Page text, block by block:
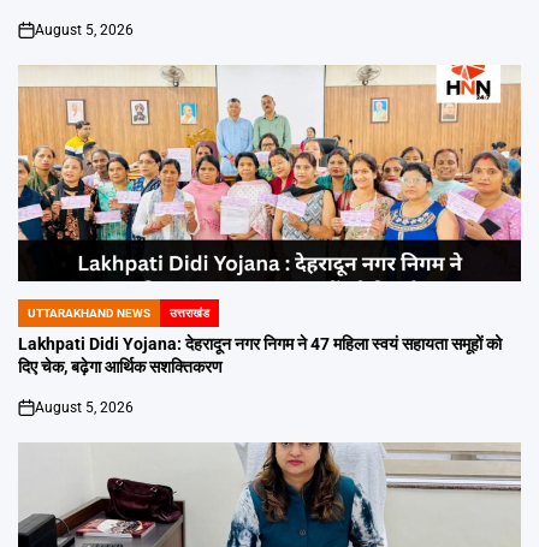
on
August 5, 2026
POSTED
IN
UTTARAKHAND NEWS उत्तराखंड
Lakhpati Didi Yojana: देहरादून नगर निगम ने 47 महिला स्वयं सहायता समूहों को
दिए चेक, बढ़ेगा आर्थिक सशक्तिकरण
on
August 5, 2026